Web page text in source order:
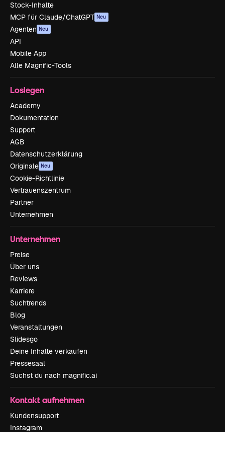
Stock-Inhalte
MCP für Claude/ChatGPT Neu
Agenten Neu
API
Mobile App
Alle Magnific-Tools
Loslegen
Academy
Dokumentation
Support
AGB
Datenschutzerklärung
Originale Neu
Cookie-Richtlinie
Vertrauenszentrum
Partner
Unternehmen
Unternehmen
Preise
Über uns
Reviews
Karriere
Suchtrends
Blog
Veranstaltungen
Slidesgo
Deine Inhalte verkaufen
Pressesaal
Suchst du nach magnific.ai
Kontakt aufnehmen
Kundensupport
Instagram